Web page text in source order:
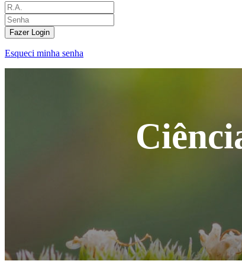
Fazer Login
Esqueci minha senha